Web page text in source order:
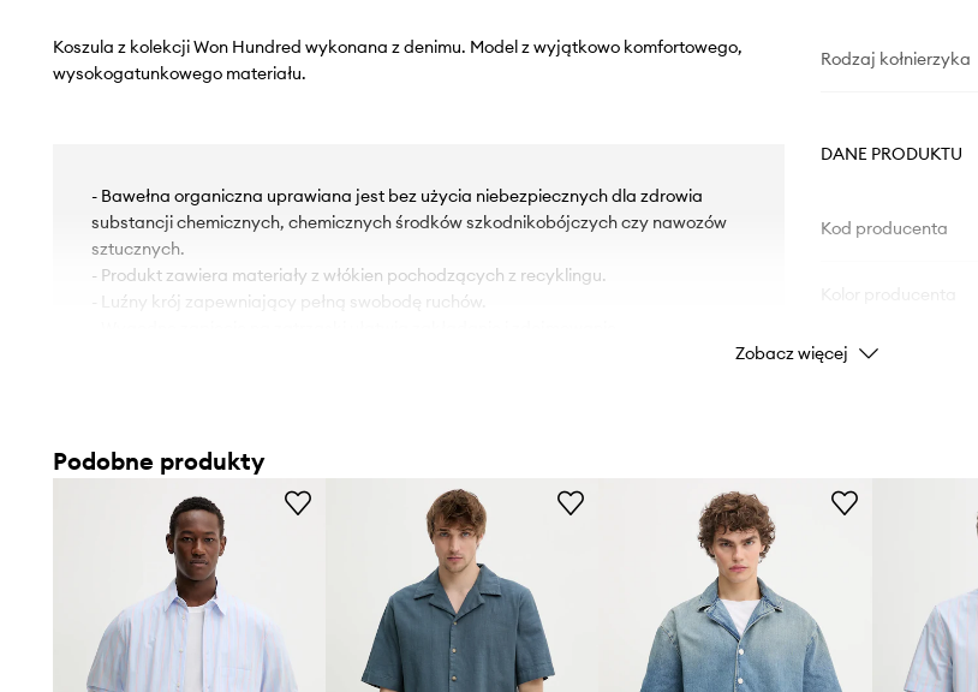
Koszula z kolekcji Won Hundred wykonana z denimu. Model z wyjątkowo komfortowego,
wysokogatunkowego materiału.
- Bawełna organiczna uprawiana jest bez użycia niebezpiecznych dla zdrowia
substancji chemicznych, chemicznych środków szkodnikobójczych czy nawozów
sztucznych.
- Produkt zawiera materiały z włókien pochodzących z recyklingu.
- Luźny krój zapewniający pełną swobodę ruchów.
- Wsuwana kieszonka na piersi.
- Ozdobnie sprany denim.
- Długość: 73 cm.
- Szerokość pod pachami: 68 cm.
- Wymiary podane dla rozmiaru: M.
Rodzaj kołnierzyka
DANE PRODUKTU
Kod producenta
Kolor
ID Produktu
Zobacz więcej
Podobne produkty